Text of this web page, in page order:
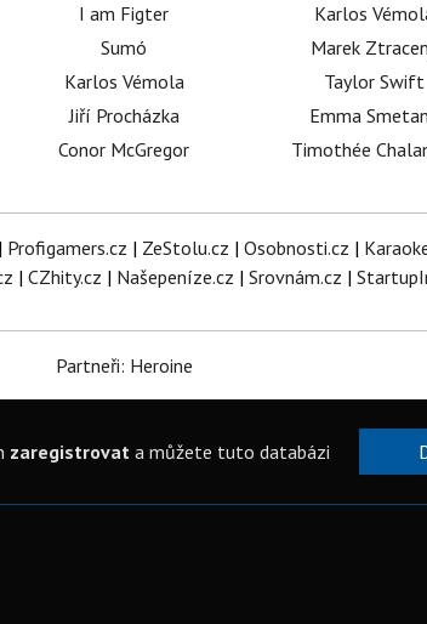
I am Figter
Sumó
Karlos Vémola
Jiří Procházka
Conor McGregor
Karlos
Marek
Taylor Swift
Emma
Timothée
| Profigamers.cz | ZeStolu.cz | Osobnosti.cz |
| CZhity.cz | Našepeníze.cz | Srovnám.cz |
Partneři: Heroine
zaregistrovata můžete tuto databázi